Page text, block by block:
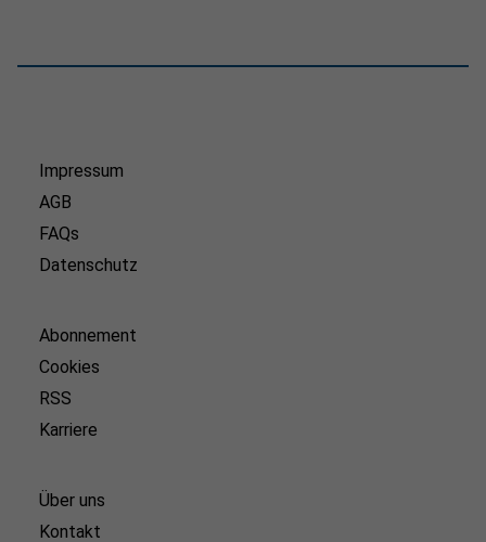
Impressum
AGB
FAQs
Datenschutz
Abonnement
Cookies
RSS
Karriere
Über uns
Kontakt